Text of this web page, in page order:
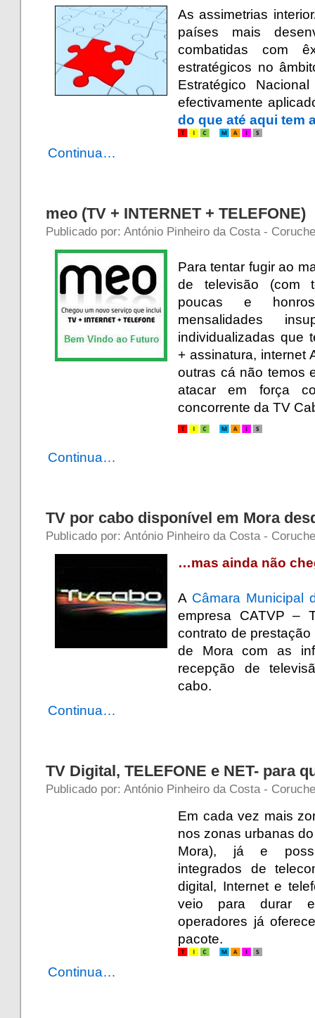
As assimetrias
países mais
combatidas com
estratégicos no
Estratégico
efectivamente
do que até aqui tem
Continua…
meo (TV + INTERNET + TELEFONE)
Publicado por: António Pinheiro da Costa -
Para tentar fugir ao
de televisão (com
poucas e
mensalidades
individualizadas que
+ assinatura, internet
outras cá não temos
atacar em força
concorrente da TV
Continua…
TV por cabo disponível em Mora
Publicado por: António Pinheiro da Costa -
…mas ainda não
A Câmara Municipal
empresa CATVP –
contrato de
de Mora com as
recepção de
cabo.
Continua…
TV Digital, TELEFONE e NET- para
Publicado por: António Pinheiro da Costa -
Em cada vez mais
nos zonas urbanas
Mora), já e
integrados de
digital, Internet e
veio para durar
operadores já
pacote.
Continua…